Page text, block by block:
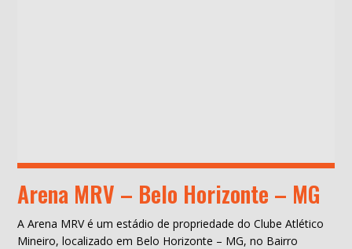
Arena MRV – Belo Horizonte – MG
A Arena MRV é um estádio de propriedade do Clube Atlético
Mineiro, localizado em Belo Horizonte – MG, no Bairro